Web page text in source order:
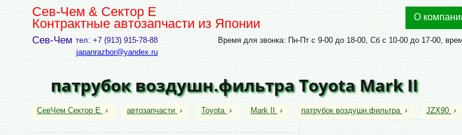
Сев-Чем & Сектор Е
Контрактные автозапчасти из Японии
О
Сев-Чем тел: +7 (913) 915-78-88
japanrazbor@yandex.ru
Время для звонка: Пн-Пт с 9-00 до 18-00, Сб с 10-00 до 17-00,
патрубок воздушн.фильтра Toyota Mark II
СевЧем Сектор Е › автозапчасти › Toyota › Mark II › патрубок воздушн.фильтра › JZX90 ›